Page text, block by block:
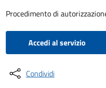
Procedimento di
Accedi al servizio
Condividi